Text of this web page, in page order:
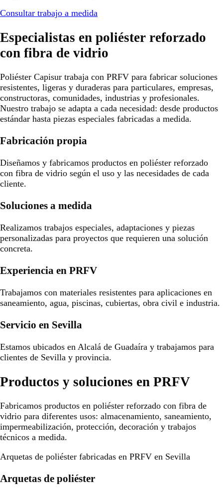
Consultar trabajo a medida
Especialistas en poliéster reforzado
con fibra de vidrio
Poliéster Capisur trabaja con PRFV para fabricar soluciones
resistentes, ligeras y duraderas para particulares, empresas,
constructoras, comunidades, industrias y profesionales.
Nuestro trabajo se adapta a cada necesidad: desde productos
estándar hasta piezas especiales fabricadas a medida.
Fabricación propia
Diseñamos y fabricamos productos en poliéster reforzado
con fibra de vidrio según el uso y las necesidades de cada
cliente.
Soluciones a medida
Realizamos trabajos especiales, adaptaciones y piezas
personalizadas para proyectos que requieren una solución
concreta.
Experiencia en PRFV
Trabajamos con materiales resistentes para aplicaciones en
saneamiento, agua, piscinas, cubiertas, obra civil e industria.
Servicio en Sevilla
Estamos ubicados en Alcalá de Guadaíra y trabajamos para
clientes de Sevilla y provincia.
Productos y soluciones en PRFV
Fabricamos productos en poliéster reforzado con fibra de
vidrio para diferentes usos: almacenamiento, saneamiento,
impermeabilización, protección, decoración y trabajos
técnicos a medida.
Arquetas de poliéster fabricadas en PRFV en Sevilla
Arquetas de poliéster